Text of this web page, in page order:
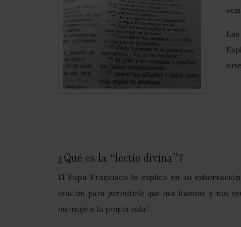
¿Qué es la “lectio divina”?
El Papa Francisco lo explica en su
oración para permitirle que nos ilumine y nos
mensaje a la propia vida”.